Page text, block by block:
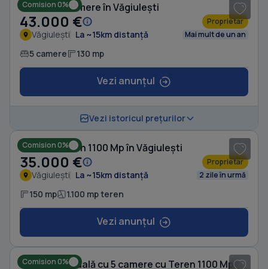
Comision 0%
Casă cu 5 camere în Văgiulești
43.000 € Proprietar
Văgiulești La ~15km distanță Mai mult de un an
5 camere 130 mp
Vezi anunțul
Vezi istoricul prețurilor
Comision 0%
Casă cu Teren 1100 Mp în Văgiulești
35.000 € Proprietar
Văgiulești La ~15km distanță 2 zile în urmă
150 mp 1.100 mp teren
Vezi anunțul
Comision 0% Casă individuală cu 5 camere cu Teren 1100 Mp în Văgiulești